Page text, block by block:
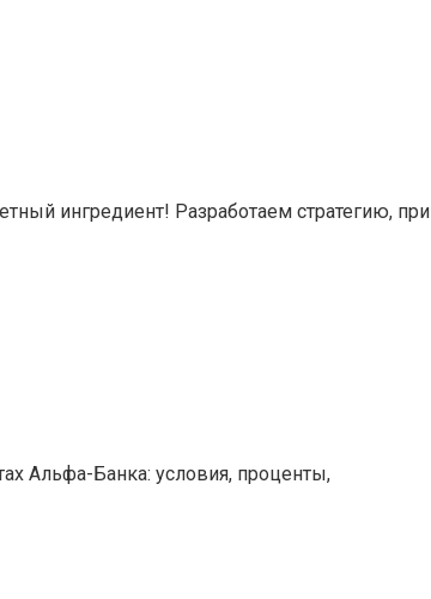
ингредиент! Разработаем стратегию,
Альфа-Банка: условия, проценты,